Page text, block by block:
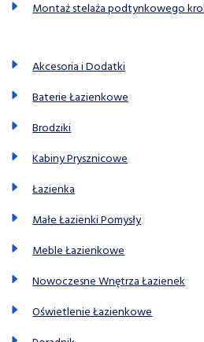
Montaż stelaża podtynkowego
Akcesoria i Dodatki
Baterie Łazienkowe
Brodziki
Kabiny Prysznicowe
Łazienka
Małe Łazienki Pomysły
Meble Łazienkowe
Nowoczesne Wnętrza Łazienek
Oświetlenie Łazienkowe